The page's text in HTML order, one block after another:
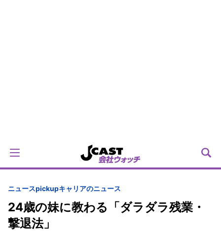
ニュースpickupキャリアのニュース
24歳の妹に教わる「ダラダラ残業・
撃退法」